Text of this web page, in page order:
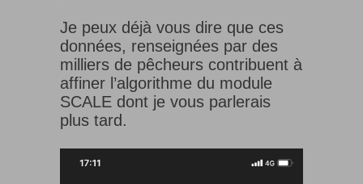
Je peux déjà vous dire que ces
données, renseignées par des
milliers de pêcheurs contribuent à
affiner l’algorithme du module
SCALE dont je vous parlerais
plus tard.